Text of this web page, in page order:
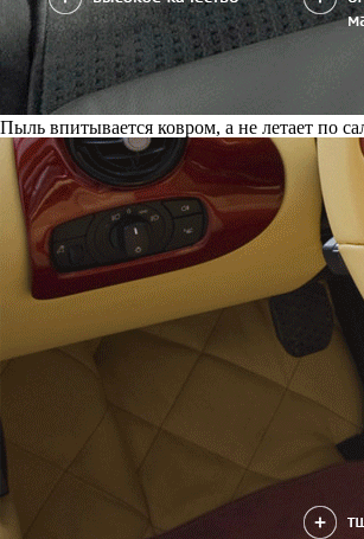
Пыль впитывается ковром, а не летает по